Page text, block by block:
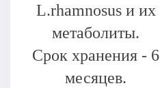
L.rhamnosus и их
метаболиты.
Срок хранения - 6
месяцев.